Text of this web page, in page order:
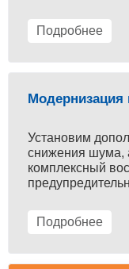
Подробнее
Модернизация
Установим
снижения шума,
комплексный
Подробнее